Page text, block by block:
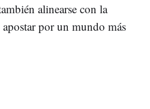
alinearse con la
por un mundo más